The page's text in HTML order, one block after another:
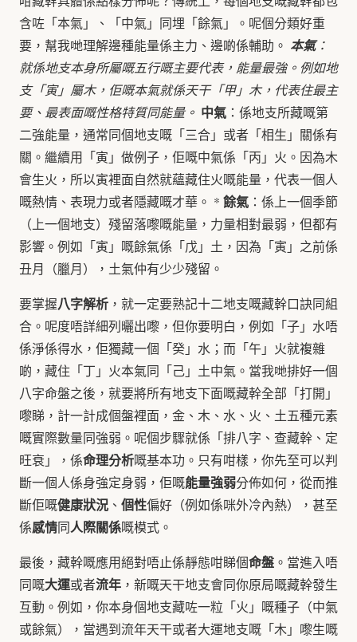
含咗「本氣」、「中氣」同埋「餘氣」。呢個分類好重
要，幫我哋理解邊種能量係主力、邊啲係輔助。 本氣：
就係地支本身所屬嘅五行嘅主要代表，能量最強。例如地
支「寅」屬木，佢嘅本氣就係天干「甲」木，代表住最主
要、最表面嘅性格特質同能量。 中氣 ：係地支所藏嘅第
二強能量，通常同個地支嘅「三合」或者「相生」關係有
關。繼續用「寅」做例子，佢嘅中氣係「丙」火。因為木
會生火，所以寅裡面自然就蘊藏住火嘅能量，代表一個人
嘅熱情、表現力或者隱藏嘅才華。 * 餘氣 ：係上一個季節
（上一個地支）殘留落嚟嘅能量，力量相對最弱，但都有
影響。例如「寅」嘅餘氣係「戊」土，因為「寅」之前係
丑月（臘月），土氣仲有少少殘留。
要掌握八字解析 ，就一定要熟記十二地支嘅藏幹口訣同組
合。呢度唔詳細列曬出嚟，但你要明白，例如「子」水唔
係淨係得水，佢獨藏一個「癸」水；而「午」火就複雜
啲，藏住「丁」火本氣同「己」土中氣。當我哋排好一個
八字命盤之後，就要將所有地支下面嘅藏幹全部「打開」
嚟睇，計一計成個盤裡面，金、木、水、火、土五種元素
嘅實際數量同強弱。呢個步驟就係「排八字、查藏幹、定
旺衰」，係命理分析嘅基本功。只有咁樣，你先至可以判
斷一個人係身強定身弱，佢嘅能量強弱分佈如何，從而推
斷佢嘅健康狀況 、 個性偏好（例如係咪外冷內熱），甚至
係感情同人際關係嘅模式。
最後，藏幹嘅應用絕對唔止係靜態咁睇個命盤 。當進入唔
同嘅大運或者流年 ，新嘅天干地支會同你原局嘅藏幹發生
互動。例如，你本身個地支藏咗一粒「火」嘅種子（中氣
或餘氣），當遇到流年天干或者大運地支嘅「木」嚟生嘅